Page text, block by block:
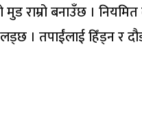
मुड राम्रो बनाउँछ ।
। तपाईंलाई हिँड्न र